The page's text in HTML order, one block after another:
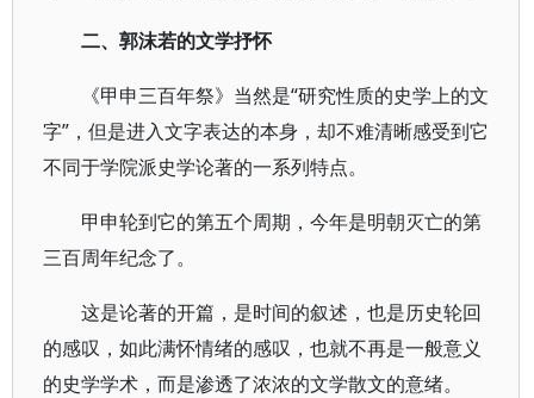
二、郭沫若的文学抒怀
《甲申三百年祭》当然是“研究性质的史学上的文
字”，但是进入文字表达的本身，却不难清晰感受到它
不同于学院派史学论著的一系列特点。
甲申轮到它的第五个周期，今年是明朝灭亡的第
三百周年纪念了。
这是论著的开篇，是时间的叙述，也是历史轮回
的感叹，如此满怀情绪的感叹，也就不再是一般意义
的史学学术，而是渗透了浓浓的文学散文的意绪。